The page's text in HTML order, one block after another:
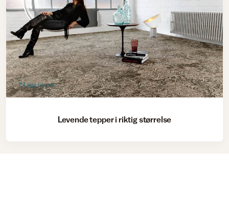
Legg tepper
Levende tepper i riktig størrelse